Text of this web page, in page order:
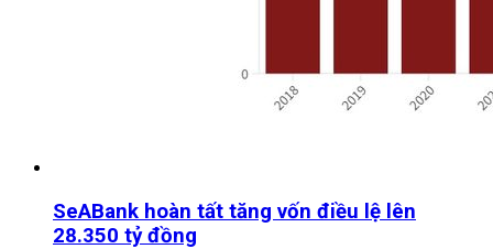
SeABank hoàn tất tăng vốn điều lệ lên
28.350 tỷ đồng